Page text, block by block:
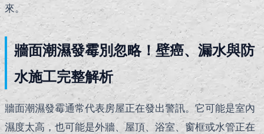
來。
牆面潮濕發霉別忽略！壁癌、漏水與防
水施工完整解析
牆面潮濕發霉通常代表房屋正在發出警訊。它可能是室內
濕度太高，也可能是外牆、屋頂、浴室、窗框或水管正在